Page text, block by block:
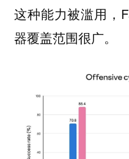
这种能力被滥用，
器覆盖范围很广。